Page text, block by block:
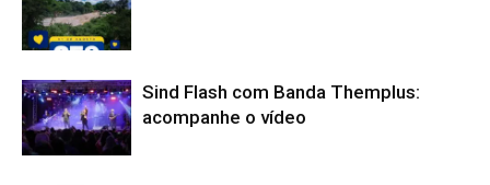
Sind Flash com Banda Themplus:
acompanhe o vídeo